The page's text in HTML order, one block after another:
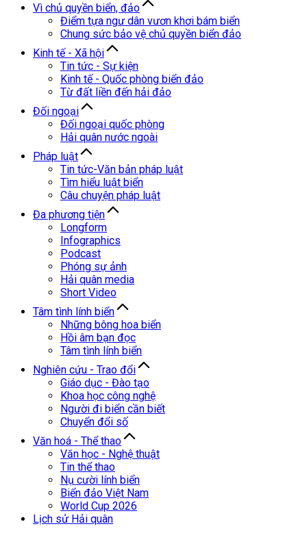
Vì chủ quyền biển, đảo
Điểm tựa ngư dân vươn khơi bám biển
Chung sức bảo vệ chủ quyền biển đảo
Kinh tế - Xã hội
Tin tức - Sự kiện
Kinh tế - Quốc phòng biển đảo
Từ đất liền đến hải đảo
Đối ngoại
Đối ngoại quốc phòng
Hải quân nước ngoài
Pháp luật
Tin tức-Văn bản pháp luật
Tìm hiểu luật biển
Câu chuyện pháp luật
Đa phương tiện
Longform
Infographics
Podcast
Phóng sự ảnh
Hải quân media
Short Video
Tâm tình lính biển
Những bông hoa biển
Hồi âm bạn đọc
Tâm tình lính biển
Nghiên cứu - Trao đổi
Giáo dục - Đào tạo
Khoa học công nghệ
Người đi biển cần biết
Chuyển đổi số
Văn hoá - Thể thao
Văn học - Nghệ thuật
Tin thể thao
Nụ cười lính biển
Biển đảo Việt Nam
World Cup 2026
Lịch sử Hải quân